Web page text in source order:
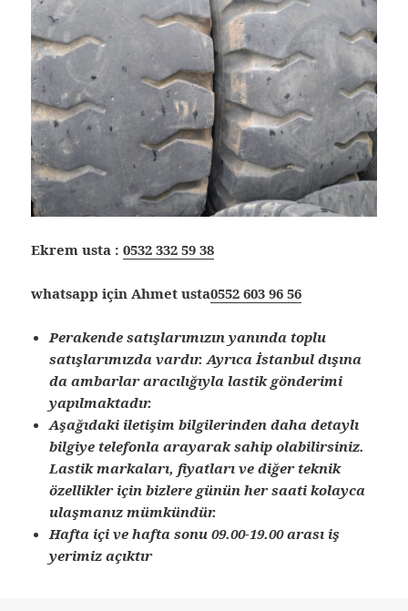
Ekrem usta :0532 332 59 38
whatsapp için Ahmet usta0552 603 96 56
Perakende satışlarımızın yanında toplu
satışlarımızda vardır. Ayrıca İstanbul dışına
da ambarlar aracılığıyla lastik gönderimi
yapılmaktadır.
Aşağıdaki iletişim bilgilerinden daha detaylı
bilgiye telefonla arayarak sahip olabilirsiniz.
Lastik markaları, fiyatları ve diğer teknik
özellikler için bizlere günün her saati kolayca
ulaşmanız mümkündür.
Hafta içi ve hafta sonu 09.00-19.00 arası iş
yerimiz açıktır